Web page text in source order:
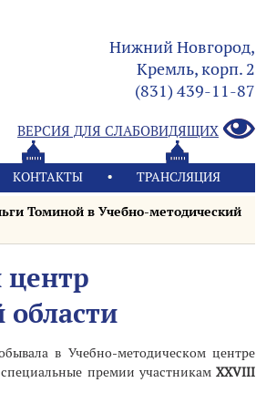
Нижний Новгород,
Кремль, корп. 2
(831) 439-11-87
ВЕРСИЯ ДЛЯ СЛАБОВИДЯЩИХ
КОНТАКТЫ ТРАНСЛЯЦИЯ
Томиной в Учебно-методический
в Учебно-методическом центре
премии участникам XXVIII